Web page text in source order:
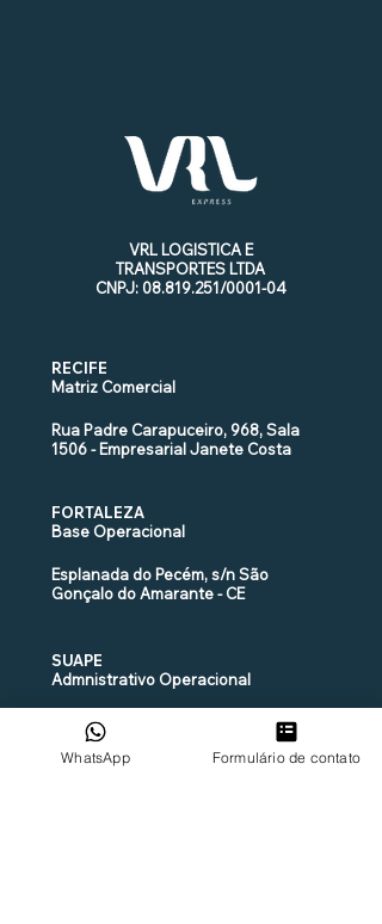
VRL LOGISTICA E
TRANSPORTES LTDA
CNPJ: 08.819.251/0001-04
RECIFE
Matriz Comercial
Rua Padre Carapuceiro, 968, Sala
1506 - Empresarial Janete Costa
FORTALEZA
Base Operacional
Esplanada do Pecém, s/n São
Gonçalo do Amarante - CE
SUAPE
Admnistrativo Operacional
Rodovia PE 09 KM 38,5 - Cabo de
Santo Agostinho - PE - Patio de
Triagem SULOG
WhatsApp Formulário de contato